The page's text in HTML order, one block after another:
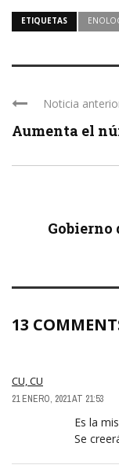
ETIQUETAS
Noticia
Aumenta el
Gobierno
13
CU, CU
21 ENERO, 2021 AT 21:53
Es la
Se